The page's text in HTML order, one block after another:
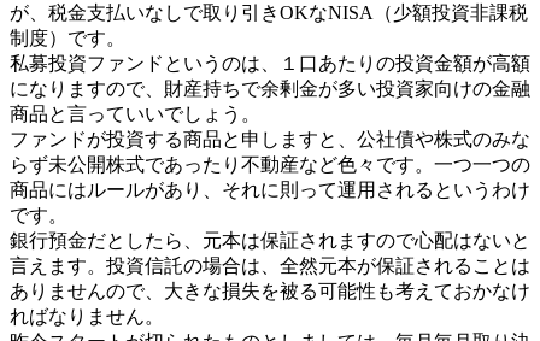
が、税金支払いなしで取り引きOKなNISA（少額投資非課税
制度）です。
私募投資ファンドというのは、１口あたりの投資金額が高額
になりますので、財産持ちで余剰金が多い投資家向けの金融
商品と言っていいでしょう。
ファンドが投資する商品と申しますと、公社債や株式のみな
らず未公開株式であったり不動産など色々です。一つ一つの
商品にはルールがあり、それに則って運用されるというわけ
です。
銀行預金だとしたら、元本は保証されますので心配はないと
言えます。投資信託の場合は、全然元本が保証されることは
ありませんので、大きな損失を被る可能性も考えておかなけ
ればなりません。